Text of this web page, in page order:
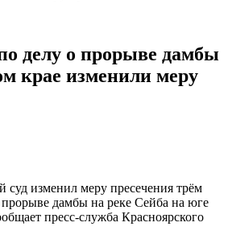
делу о прорыве дамбы
крае изменили меру
изменил меру пресечения трём
дамбы на реке Сейба на юге
пресс-служба Красноярского